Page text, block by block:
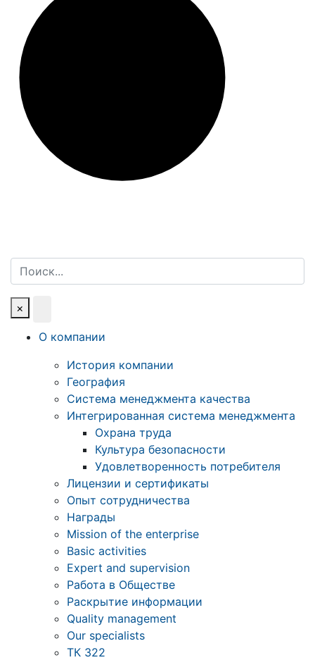
Поиск
×
О компании
История компании
География
Система менеджмента качества
Интегрированная система менеджмента
Охрана труда
Культура безопасности
Удовлетворенность потребителя
Лицензии и сертификаты
Опыт сотрудничества
Награды
Mission of the enterprise
Basic activities
Expert and supervision
Работа в Обществе
Раскрытие информации
Quality management
Our specialists
ТК 322